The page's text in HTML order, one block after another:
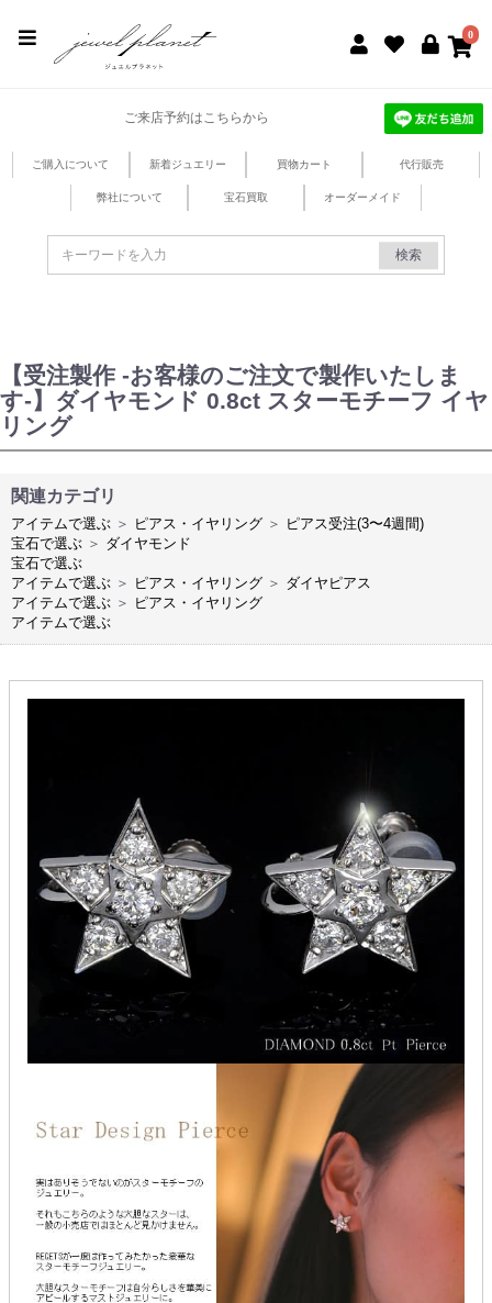
0
ご来店予約はこちらから
ご購入について 新着ジュエリー 買物カート 代行販売
弊社について 宝石買取 オーダーメイド
検索
【受注製作 -お客様のご注文で製作いたしま
す-】ダイヤモンド 0.8ct スターモチーフ イヤ
リング
関連カテゴリ
アイテムで選ぶ ＞ ピアス・イヤリング ＞ ピアス受注(3〜4週間)
宝石で選ぶ ＞ ダイヤモンド
宝石で選ぶ
アイテムで選ぶ ＞ ピアス・イヤリング ＞ ダイヤピアス
アイテムで選ぶ ＞ ピアス・イヤリング
アイテムで選ぶ